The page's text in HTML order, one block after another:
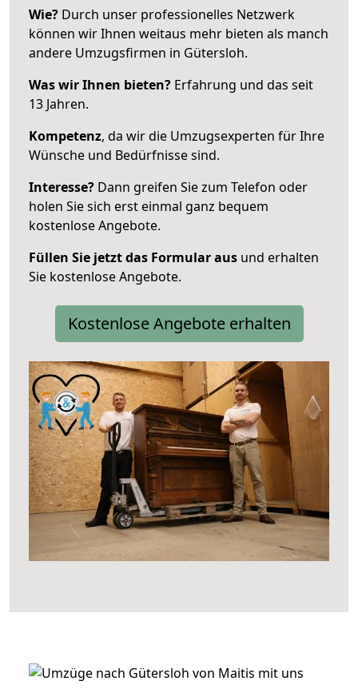
Wie? Durch unser professionelles Netzwerk
können wir Ihnen weitaus mehr bieten als manch
andere Umzugsfirmen in Gütersloh.
Was wir Ihnen bieten? Erfahrung und das seit
13 Jahren.
Kompetenz, da wir die Umzugsexperten für Ihre
Wünsche und Bedürfnisse sind.
Interesse? Dann greifen Sie zum Telefon oder
holen Sie sich erst einmal ganz bequem
kostenlose Angebote.
Füllen Sie jetzt das Formular aus und erhalten
Sie kostenlose Angebote.
Kostenlose Angebote erhalten